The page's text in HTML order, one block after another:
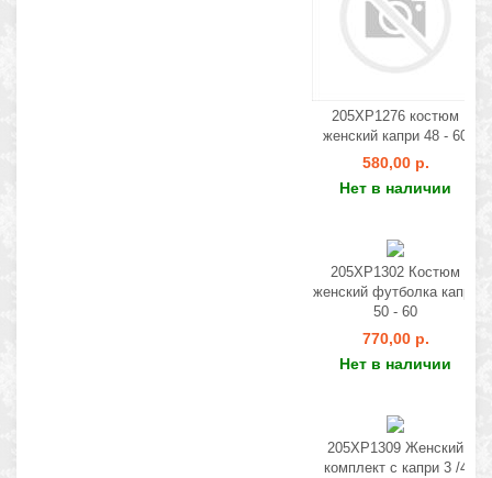
205ХР1276 костюм
женский капри 48 - 60
580,00 р.
Нет в наличии
205ХР1302 Костюм
женский футболка капри
50 - 60
770,00 р.
Нет в наличии
205ХР1309 Женский
комплект с капри 3 /4